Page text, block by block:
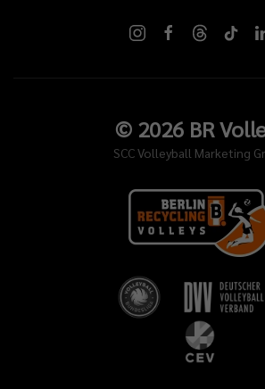
© 2026BR
SCC Volleyball Marketing